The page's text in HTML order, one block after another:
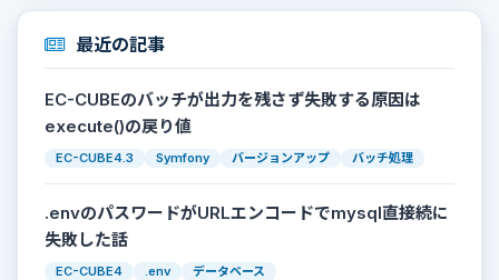
最近の記事
EC-CUBEのバッチが出力を残さず失敗する原因は
execute()の戻り値
EC-CUBE4.3 Symfony バージョンアップ バッチ処理
.envのパスワードがURLエンコードでmysql直接続に
失敗した話
EC-CUBE4 .env データベース